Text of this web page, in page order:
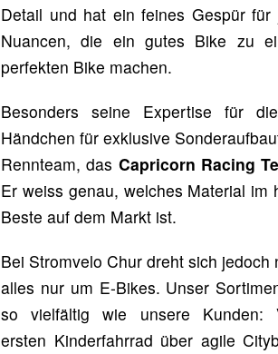
Detail und hat ein feines Gespür für
Nuancen, die ein gutes Bike zu
perfekten Bike machen.
Besonders seine Expertise für
Händchen für exklusive
Rennteam, das Capricorn Racing
Er weiss genau, welches Material
Beste auf dem Markt ist.
Bei Stromvelo Chur dreht sich jedoch
alles nur um E-Bikes. Unser
so vielfältig wie unsere Kunden:
ersten Kinderfahrrad über agile